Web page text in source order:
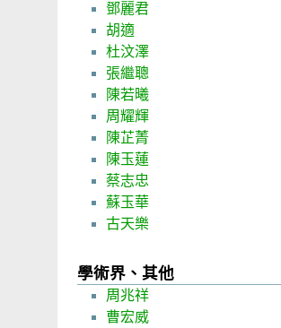
鄧麗君
胡適
杜汶澤
張繼聰
陳若曦
周耀輝
陳芷菁
陳玉蓮
蔡志忠
蘇玉華
古天樂
學術界、其他
周兆祥
曹宏威